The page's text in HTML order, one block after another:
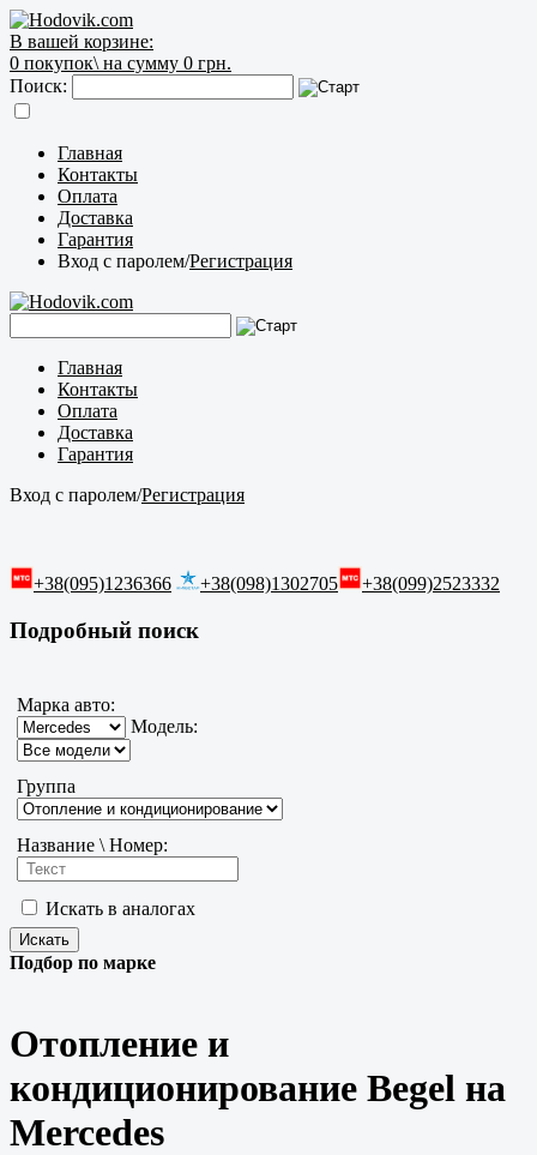
В вашей корзине:
0 покупок\ на сумму 0 грн.
Поиск:
Главная
Контакты
Оплата
Доставка
Гарантия
Вход с паролем/Регистрация
Главная
Контакты
Оплата
Доставка
Гарантия
Вход с паролем/Регистрация
+38(095)1236366 +38(098)1302705 +38(099)2523332
Подробный поиск
Марка авто:
Модель:
Группа
Название \ Номер:
Искать в аналогах
Подбор по марке
Отопление и
кондиционирование Begel на
Mercedes